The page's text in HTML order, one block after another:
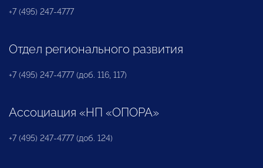
+7 (495) 247-4777
Отдел регионального развития
+7 (495) 247-4777 (доб. 116, 117)
Ассоциация «НП «ОПОРА»
+7 (495) 247-4777 (доб. 124)